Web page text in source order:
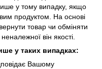
у тому випадку, якщо
продуктом. На основі
товар чи обміняти
він якості.
у таких випадках:
Вашому